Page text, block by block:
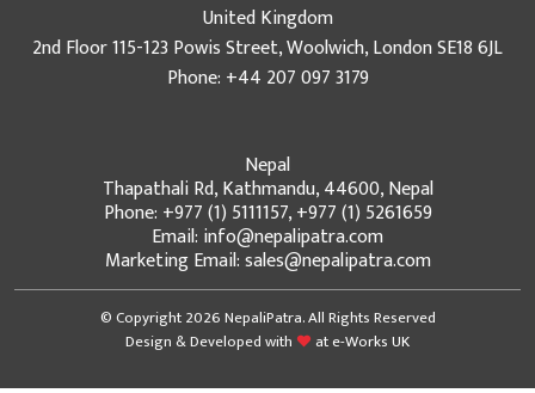
United Kingdom
2nd Floor 115-123 Powis Street, Woolwich, London SE18 6JL
Phone: +44 207 097 3179
Nepal
Thapathali Rd, Kathmandu, 44600, Nepal
Phone: +977 (1) 5111157, +977 (1) 5261659
Email: info@nepalipatra.com
Marketing Email: sales@nepalipatra.com
© Copyright 2026 NepaliPatra. All Rights Reserved
Design & Developed with
ate-Works UK